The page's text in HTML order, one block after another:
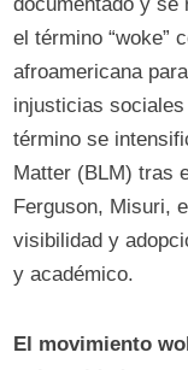
el término “woke”
afroamericana
injusticias
término se
Matter (BLM) tras
Ferguson, Misuri,
visibilidad y
y académico.
El movimiento